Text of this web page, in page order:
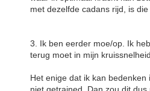
met dezelfde cadans rijd, is
3. Ik ben eerder moe/op. Ik
terug moet in mijn
Het enige dat ik kan